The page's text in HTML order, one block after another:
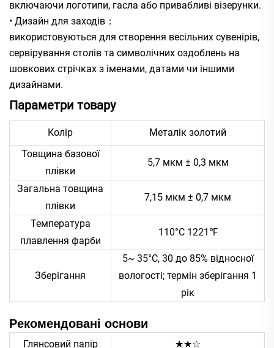
включаючи логотипи, гасла або привабливі візерунки.
• Дизайн для заходів：
використовуються для створення весільних сувенірів,
сервірування столів та символічних оздоблень на
шовкових стрічках з іменами, датами чи іншими
дизайнами.
Параметри товару
Колір
Металік золотий
Товщина базової
плівки
5,7 мкм ± 0,3 мкм
Загальна товщина
плівки
7,15 мкм ± 0,7 мкм
Температура
плавлення фарби
110°C 1221℉
Зберігання
5~ 35°C, 30 до 85% відносної
вологості; термін зберігання 1
рік
Рекомендовані основи
Глянсовий папір ★★☆